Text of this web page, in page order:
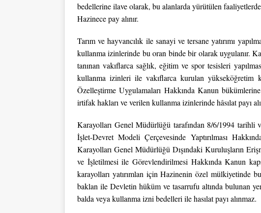
bedellerine ilave olarak, bu alanlarda yürütülen
Hazinece pay alınır.
Tarım ve hayvancılık ile sanayi ve tersane yatırımı
kullanma izinlerinde bu oran binde bir olarak uygulanır.
tanınan vakıflarca sağlık, eğitim ve spor tesisleri
kullanma izinleri ile vakıflarca kurulan yükseköğretim
Özelleştirme Uygulamaları Hakkında Kanun
irtifak hakları ve verilen kullanma izinlerinde hâsılat payı
Karayolları Genel Müdürlüğü tarafından 8/6/1994 tarihli
İşlet-Devret Modeli Çerçevesinde Yaptırılması
Karayolları Genel Müdürlüğü Dışındaki Kuruluşların
ve İşletilmesi ile Görevlendirilmesi Hakkında Kanun
karayolları yatırımlan için Hazinenin özel mülkiyetinde
baklan ile Devletin hüküm ve tasarrufu altında bulunan
balda veya kullanma izni bedelleri ile hasılat payı alınmaz.